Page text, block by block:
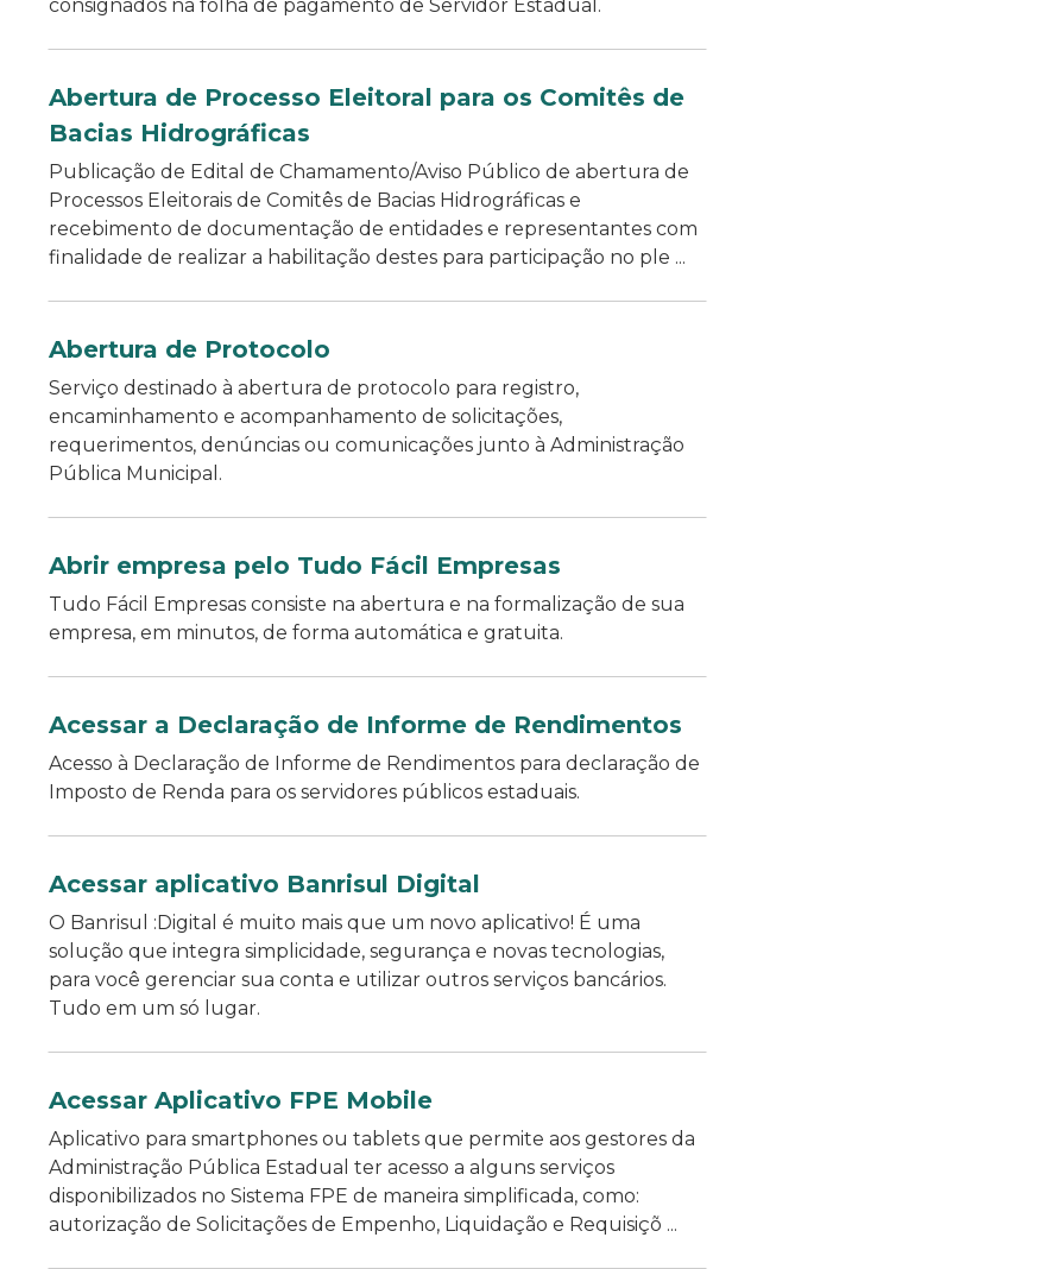
consignados na folha de pagamento de Servidor Estadual.
Abertura de Processo Eleitoral para os Comitês de
Bacias Hidrográficas
Publicação de Edital de Chamamento/Aviso Público de abertura de
Processos Eleitorais de Comitês de Bacias Hidrográficas e
recebimento de documentação de entidades e representantes com
finalidade de realizar a habilitação destes para participação no ple ...
Abertura de Protocolo
Serviço destinado à abertura de protocolo para registro,
encaminhamento e acompanhamento de solicitações,
requerimentos, denúncias ou comunicações junto à Administração
Pública Municipal.
Abrir empresa pelo Tudo Fácil Empresas
Tudo Fácil Empresas consiste na abertura e na formalização de sua
empresa, em minutos, de forma automática e gratuita.
Acessar a Declaração de Informe de Rendimentos
Acesso à Declaração de Informe de Rendimentos para declaração de
Imposto de Renda para os servidores públicos estaduais.
Acessar aplicativo Banrisul Digital
O Banrisul :Digital é muito mais que um novo aplicativo! É uma
solução que integra simplicidade, segurança e novas tecnologias,
para você gerenciar sua conta e utilizar outros serviços bancários.
Tudo em um só lugar.
Acessar Aplicativo FPE Mobile
Aplicativo para smartphones ou tablets que permite aos gestores da
Administração Pública Estadual ter acesso a alguns serviços
disponibilizados no Sistema FPE de maneira simplificada, como:
autorização de Solicitações de Empenho, Liquidação e Requisiçõ ...